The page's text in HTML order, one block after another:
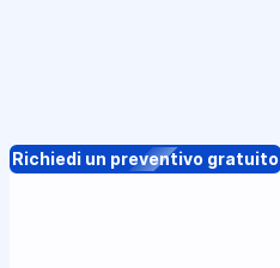
Richiedi un preventivo gratuito